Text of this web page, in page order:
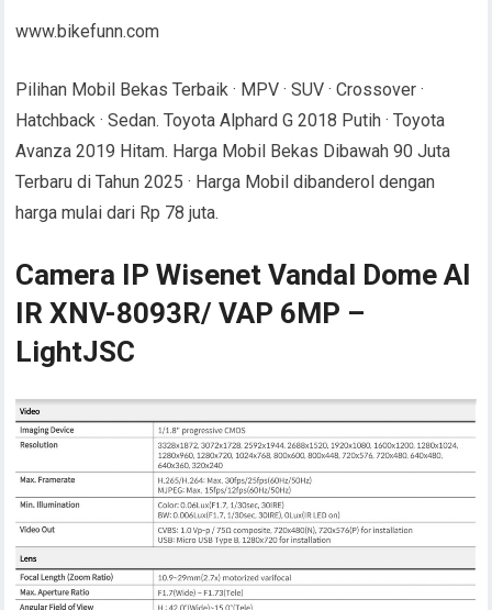
www.bikefunn.com
Pilihan Mobil Bekas Terbaik · MPV · SUV · Crossover ·
Hatchback · Sedan. Toyota Alphard G 2018 Putih · Toyota
Avanza 2019 Hitam. Harga Mobil Bekas Dibawah 90 Juta
Terbaru di Tahun 2025 · Harga Mobil dibanderol dengan
harga mulai dari Rp 78 juta.
Camera IP Wisenet Vandal Dome AI
IR XNV-8093R/ VAP 6MP –
LightJSC